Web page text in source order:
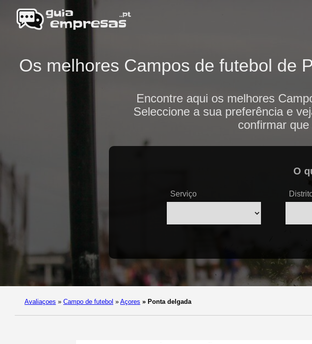
Os melhores Campos de futebol de
Encontre aqui os melhores
Seleccione a sua preferência e
confirmar
O
Serviço
Avaliaçoes » Campo de futebol » Açores » Ponta delgada